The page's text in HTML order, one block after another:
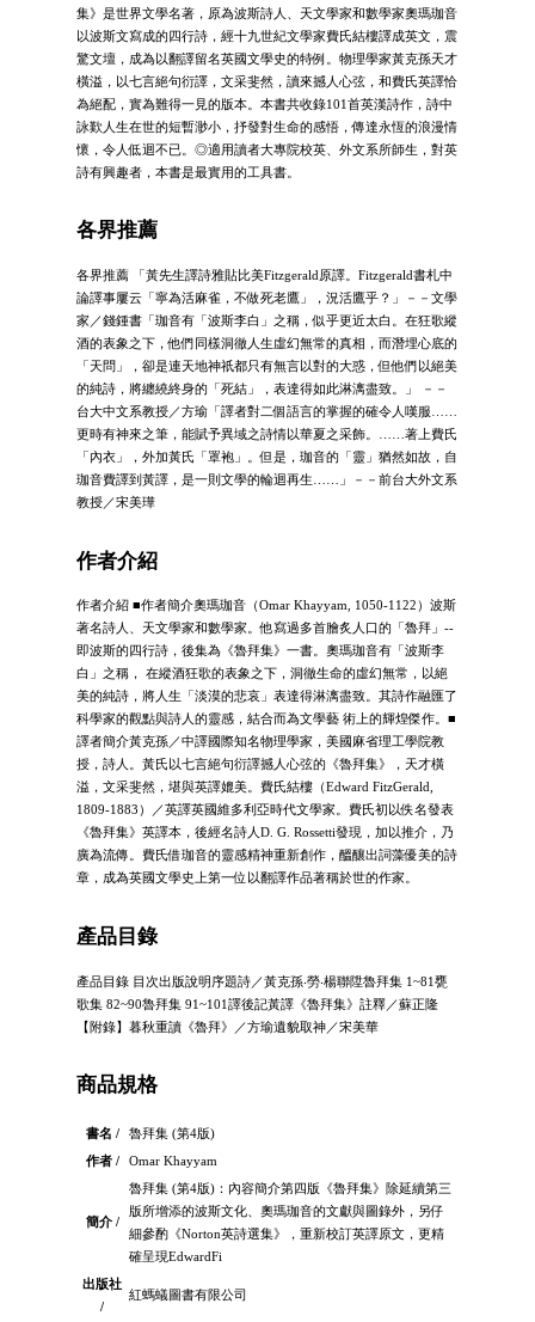
集》是世界文學名著，原為波斯詩人、天文學家和數學家奧瑪珈音
以波斯文寫成的四行詩，經十九世紀文學家費氏結樓譯成英文，震
驚文壇，成為以翻譯留名英國文學史的特例。物理學家黃克孫天才
橫溢，以七言絕句衍譯，文采斐然，讀來撼人心弦，和費氏英譯恰
為絕配，實為難得一見的版本。本書共收錄101首英漢詩作，詩中
詠歎人生在世的短暫渺小，抒發對生命的感悟，傳達永恆的浪漫情
懷，令人低迴不已。◎適用讀者大專院校英、外文系所師生，對英
詩有興趣者，本書是最實用的工具書。
各界推薦
各界推薦 「黃先生譯詩雅貼比美Fitzgerald原譯。Fitzgerald書札中
論譯事屢云「寧為活麻雀，不做死老鷹」，況活鷹乎？」－－文學
家／錢鍾書「珈音有「波斯李白」之稱，似乎更近太白。在狂歌縱
酒的表象之下，他們同樣洞徹人生虛幻無常的真相，而潛埋心底的
「天問」，卻是連天地神祇都只有無言以對的大惑，但他們以絕美
的純詩，將纏繞終身的「死結」，表達得如此淋漓盡致。」 －－
台大中文系教授／方瑜「譯者對二個語言的掌握的確令人嘆服……
更時有神來之筆，能賦予異域之詩情以華夏之采飾。……著上費氏
「內衣」，外加黃氏「罩袍」。但是，珈音的「靈」猶然如故，自
珈音費譯到黃譯，是一則文學的輪迴再生……」－－前台大外文系
教授／宋美璍
作者介紹
作者介紹 ■作者簡介奧瑪珈音（Omar Khayyam, 1050-1122）波斯
著名詩人、天文學家和數學家。他寫過多首膾炙人口的「魯拜」--
即波斯的四行詩，後集為《魯拜集》一書。奧瑪珈音有「波斯李
白」之稱， 在縱酒狂歌的表象之下，洞徹生命的虛幻無常，以絕
美的純詩，將人生「淡漠的悲哀」表達得淋漓盡致。其詩作融匯了
科學家的觀點與詩人的靈感，結合而為文學藝 術上的輝煌傑作。■
譯者簡介黃克孫／中譯國際知名物理學家，美國麻省理工學院教
授，詩人。黃氏以七言絕句衍譯撼人心弦的《魯拜集》，天才橫
溢，文采斐然，堪與英譯媲美。費氏結樓（Edward FitzGerald,
1809-1883）／英譯英國維多利亞時代文學家。費氏初以佚名發表
《魯拜集》英譯本，後經名詩人D. G. Rossetti發現，加以推介，乃
廣為流傳。費氏借珈音的靈感精神重新創作，醞釀出詞藻優美的詩
章，成為英國文學史上第一位以翻譯作品著稱於世的作家。
產品目錄
產品目錄 目次出版說明序題詩／黃克孫‧勞‧楊聯陞魯拜集 1~81甕
歌集 82~90魯拜集 91~101譯後記黃譯《魯拜集》註釋／蘇正隆
【附錄】暮秋重讀《魯拜》／方瑜遺貌取神／宋美華
商品規格
書名 /
魯拜集 (第4版)
作者 /
Omar Khayyam
簡介 /
魯拜集 (第4版)：內容簡介第四版《魯拜集》除延續第三
版所增添的波斯文化、奧瑪珈音的文獻與圖錄外，另仔
細參酌《Norton英詩選集》，重新校訂英譯原文，更精
確呈現EdwardFi
出版社
/
紅螞蟻圖書有限公司